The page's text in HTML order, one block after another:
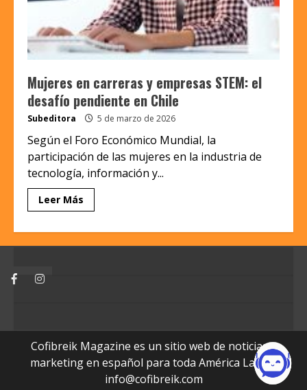
Mujeres en carreras y empresas STEM: el
desafío pendiente en Chile
Subeditora 5 de marzo de 2026
Según el Foro Económico Mundial, la
participación de las mujeres en la industria de
tecnología, información y...
Leer Más
FacebookInstagram
Cofibreik Magazine es un sitio web de noticias y
marketing en español para toda América Latina.
info@cofibreik.com